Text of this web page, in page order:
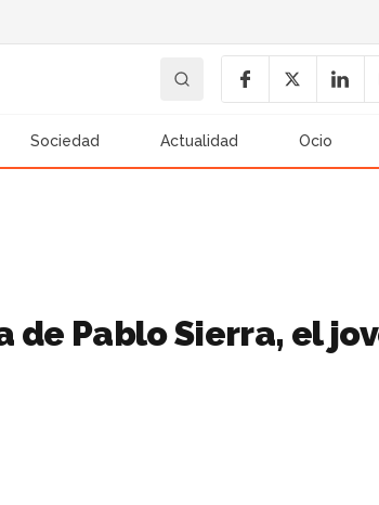
Sociedad Actualidad Ocio
de Pablo Sierra, el